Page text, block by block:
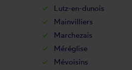
Lutz-en-dunois
Mainvilliers
Marchezais
Méréglise
Mévoisins